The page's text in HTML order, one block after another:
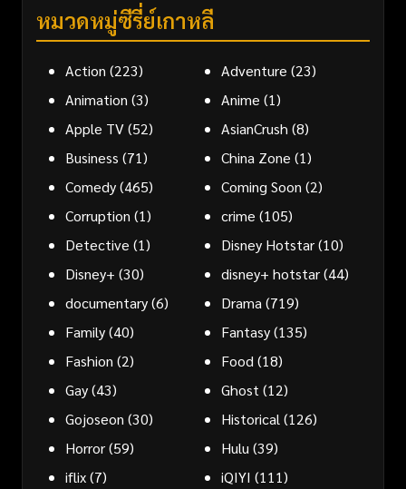
หมวดหมู่ซีรี่ย์เกาหลี
Action (223) Adventure (23)
Animation (3) Anime (1)
Apple TV(52) AsianCrush (8)
Business (71) China Zone (1)
Comedy(465) Coming Soon (2)
Corruption (1) crime (105)
Detective (1) Disney Hotstar(10)
Disney+ (30) disney+ hotstar(44)
documentary(6) Drama (719)
Family(40) Fantasy(135)
Fashion (2) Food (18)
Gay(43) Ghost (12)
Gojoseon (30) Historical (126)
Horror(59) Hulu (39)
iflix(7) iQIYI (111)